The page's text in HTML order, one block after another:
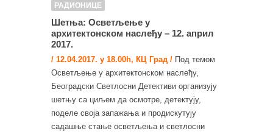
РАДИОНИЦЕ
Шетња: Осветљење у
архитектонском наслеђу – 12. април
2017.
/ 12.04.2017. у 18.00h, КЦ Град / Под темом
Осветљење у архитектонском наслеђу,
Београдски Светлосни Детективи организују
шетњу са циљем да осмотре, детектују,
поделе своја запажања и продискутују
садашње стање осветљења и светлосни